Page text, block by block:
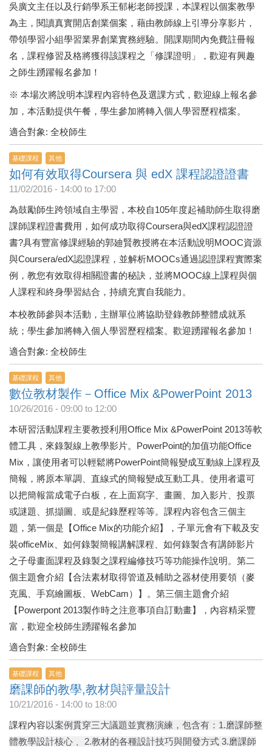
吳廣文主任以及行銷學系王郁彬老師授課，本課程以個案教學
為主，閱讀真實開店創業個案，藉由教師線上引導分享影片，
帶領學習小組學習業界創業實務經驗。開課期間內免費註冊報
名，課程修習及格將獲得該課程之「修課證明」，歡迎有興趣
之師生踴躍報名參加！
※ 本場次將說明本課程內容特色及選課方式，歡迎線上報名參
加，本活動提供午餐，學生參加將轉入個人學習歷程檔案。
適合對象: 全校師生
基礎課程 其他
如何有效取得Coursera 與 edX 課程認證證書
11/02/2016 - 14:00 to 17:00
為鼓勵師生跨領域自主學習，本校自105年度起補助師生取得磨
課師課程證書費用，如何成功取得Coursera與edX課程認證證
書?具有豐富修課經驗的郭廸賢教授將在本活動說明MOOC資源
與Coursera/edX認證課程，並解析MOOCs通過認證課程實際案
例，教您有效取得相關證書的秘訣，並將MOOC線上課程與個
人課程和終身學習結合，持續充實自我能力。
本校教師參與本活動，主辦單位將協助登錄教師整體成就系
統；學生參加將轉入個人學習歷程檔案。歡迎踴躍報名參加！
適合對象: 全校師生
基礎課程 其他
數位教材製作－Office Mix &PowerPoint 2013
10/26/2016 - 09:00 to 12:00
本研習活動課程主要教授利用Office Mix &PowerPoint 2013等軟
體工具，來錄製線上教學影片。PowerPoint的加值功能Office
Mix，讓使用者可以輕鬆將PowerPoint簡報變成互動線上課程及
簡報，將原本單調、直線式的簡報變成互動工具。使用者還可
以把簡報當成電子白板，在上面寫字、畫圖、加入影片、投票
或謎題、抓擷圖、或是紀錄歷程等等。課程內容包含三個主
題，第一個是【Office Mix的功能介紹】，子單元會有下載及安
裝officeMix、如何錄製簡報講解課程、如何錄製含有講師影片
之子母畫面課程及錄製之課程編修技巧等功能操作說明。第二
個主題會介紹【合法素材取得管道及輔助之器材使用要領（麥
克風、手寫繪圖板、WebCam）】。第三個主題會介紹
【Powerpont 2013製作時之注意事項自訂動畫】，內容精采豐
富，歡迎全校師生踴躍報名參加
適合對象: 全校師生
基礎課程 其他
磨課師的教學,教材與評量設計
10/21/2016 - 14:00 to 18:00
課程內容以案例貫穿三大議題並實務演練，包含有：1.磨課師整
體教學設計核心 、2.教材的各種設計技巧與開發方式 3.磨課師